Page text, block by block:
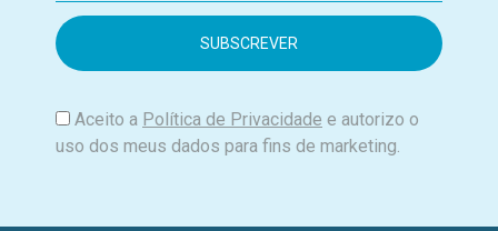
i
Aceito a Política de Privacidade e autorizo o
uso dos meus dados para fins de marketing.